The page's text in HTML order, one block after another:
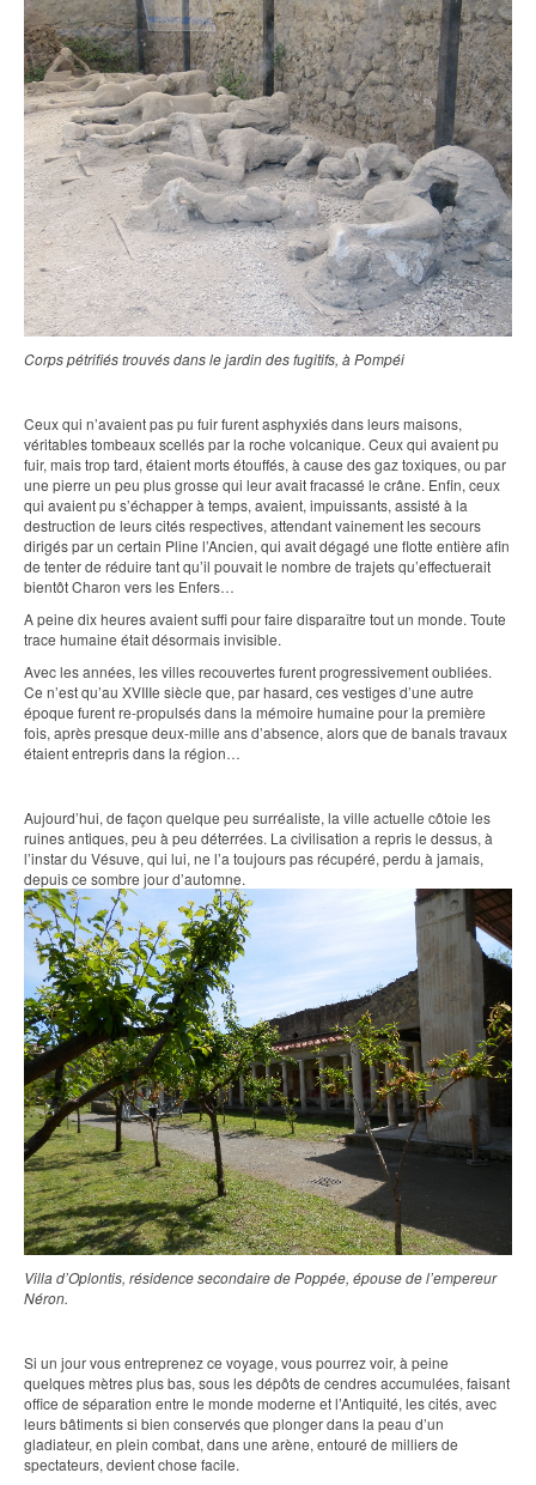
Corps pétrifiés trouvés dans le jardin des fugitifs, à Pompéi
Ceux qui n’avaient pas pu fuir furent asphyxiés dans leurs maisons,
véritables tombeaux scellés par la roche volcanique. Ceux qui avaient pu
fuir, mais trop tard, étaient morts étouffés, à cause des gaz toxiques, ou par
une pierre un peu plus grosse qui leur avait fracassé le crâne. Enfin, ceux
qui avaient pu s’échapper à temps, avaient, impuissants, assisté à la
destruction de leurs cités respectives, attendant vainement les secours
dirigés par un certain Pline l’Ancien, qui avait dégagé une flotte entière afin
de tenter de réduire tant qu’il pouvait le nombre de trajets qu’effectuerait
bientôt Charon vers les Enfers…
A peine dix heures avaient suffi pour faire disparaître tout un monde. Toute
trace humaine était désormais invisible.
Avec les années, les villes recouvertes furent progressivement oubliées.
Ce n’est qu’au XVIIIe siècle que, par hasard, ces vestiges d’une autre
époque furent re-propulsés dans la mémoire humaine pour la première
fois, après presque deux-mille ans d’absence, alors que de banals travaux
étaient entrepris dans la région…
Aujourd’hui, de façon quelque peu surréaliste, la ville actuelle côtoie les
ruines antiques, peu à peu déterrées. La civilisation a repris le dessus, à
l’instar du Vésuve, qui lui, ne l’a toujours pas récupéré, perdu à jamais,
depuis ce sombre jour d’automne.
Villa d’Oplontis, résidence secondaire de Poppée, épouse de l’empereur
Néron.
Si un jour vous entreprenez ce voyage, vous pourrez voir, à peine
quelques mètres plus bas, sous les dépôts de cendres accumulées, faisant
office de séparation entre le monde moderne et l’Antiquité, les cités, avec
leurs bâtiments si bien conservés que plonger dans la peau d’un
gladiateur, en plein combat, dans une arène, entouré de milliers de
spectateurs, devient chose facile.